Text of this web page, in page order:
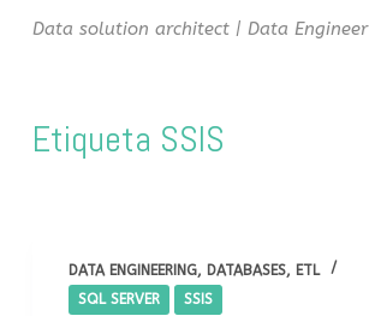
Data solution architect | Data Engineer
Etiqueta SSIS
DATA ENGINEERING, DATABASES, ETL
SQL SERVER
SSIS